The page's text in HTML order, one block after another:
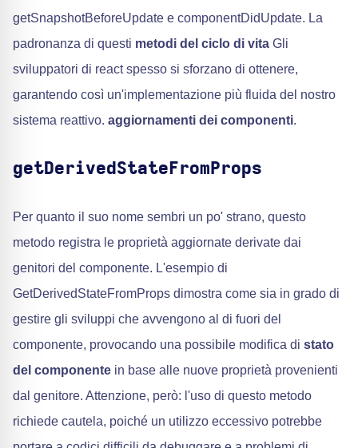
getSnapshotBeforeUpdate e componentDidUpdate. La
padronanza di questi metodi del ciclo di vita Gli
sviluppatori di react spesso si sforzano di ottenere,
garantendo così un'implementazione più fluida del nostro
sistema reattivo. aggiornamenti dei componenti.
getDerivedStateFromProps
Per quanto il suo nome sembri un po' strano, questo
metodo registra le proprietà aggiornate derivate dai
genitori del componente. L'esempio di
GetDerivedStateFromProps dimostra come sia in grado di
gestire gli sviluppi che avvengono al di fuori del
componente, provocando una possibile modifica di stato
del componente in base alle nuove proprietà provenienti
dal genitore. Attenzione, però: l'uso di questo metodo
richiede cautela, poiché un utilizzo eccessivo potrebbe